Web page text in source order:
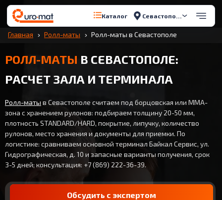
Каталог Севастополь
Главная Ролл-маты Ролл-маты в Севастополе
РОЛЛ-МАТЫ В СЕВАСТОПОЛЕ:
РАСЧЕТ ЗАЛА И ТЕРМИНАЛА
Ролл-маты в Севастополе считаем под борцовская или ММА-
зона с хранением рулонов: подбираем толщину 20-50 мм,
плотность STANDARD/HARD, покрытие, липучку, количество
рулонов, место хранения и документы для приемки. По
логистике: сравниваем основной терминал Байкал Сервис, ул.
Гидрографическая, д. 10 и запасные варианты получения, срок
3-5 дней; консультация: +7 (869) 222-36-39.
Обсудить с экспертом